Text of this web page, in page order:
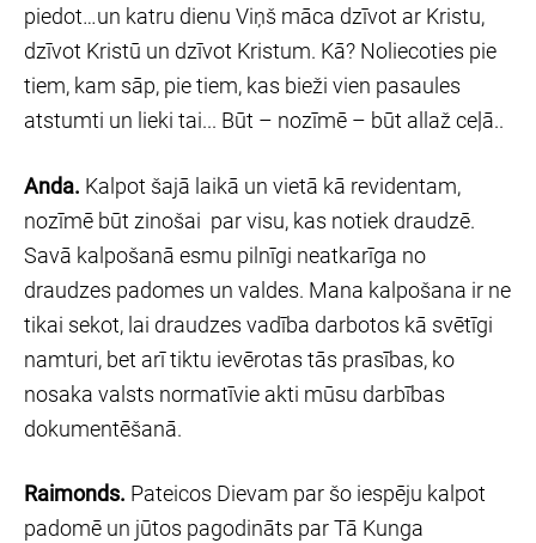
piedot…un katru dienu Viņš māca dzīvot ar Kristu,
dzīvot Kristū un dzīvot Kristum. Kā? Noliecoties pie
tiem, kam sāp, pie tiem, kas bieži vien pasaules
atstumti un lieki tai... Būt – nozīmē – būt allaž ceļā..
Anda. Kalpot šajā laikā un vietā kā revidentam,
nozīmē būt zinošai par visu, kas notiek draudzē.
Savā kalpošanā esmu pilnīgi neatkarīga no
draudzes padomes un valdes. Mana kalpošana ir ne
tikai sekot, lai draudzes vadība darbotos kā svētīgi
namturi, bet arī tiktu ievērotas tās prasības, ko
nosaka valsts normatīvie akti mūsu darbības
dokumentēšanā.
Raimonds. Pateicos Dievam par šo iespēju kalpot
padomē un jūtos pagodināts par Tā Kunga